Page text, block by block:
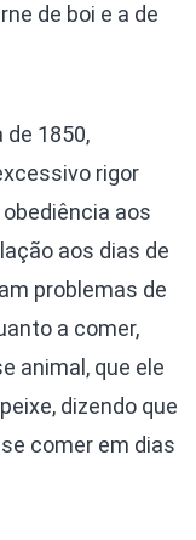
de boi e a de
de 1850,
rigor
aos
aos dias de
problemas de
a comer,
animal, que ele
dizendo que
comer em dias